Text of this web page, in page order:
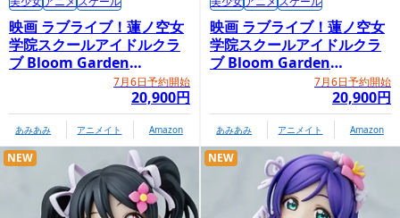
映画 ラブライブ！蓮ノ空女
学院スクールアイドルクラ
ブ Bloom Garden
Party「村野さやか」7月6日予約開始
20,900円
あみあみ アニメイト Amazon
映画 ラブライブ！蓮ノ空女
学院スクールアイドルクラ
ブ Bloom Garden
Party「日野下花帆」7月6日予約開始
20,900円
あみあみ アニメイト Amazon
NEW NEW